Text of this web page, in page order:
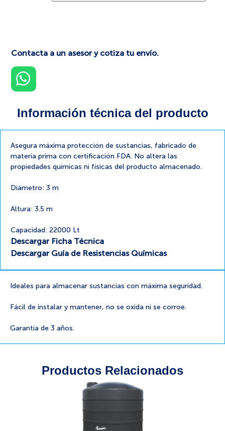
Contacta a un asesor y cotiza tu envío.
Información técnica del producto
Asegura máxima protección de sustancias, fabricado de
materia prima con certificación FDA. No altera las
propiedades químicas ni físicas del producto almacenado.
Diámetro: 3 m
Altura: 3.5 m
Capacidad: 22000 Lt
Descargar Ficha Técnica
Descargar Guía de Resistencias Químicas
Ideales para almacenar sustancias con máxima seguridad.
Fácil de instalar y mantener, no se oxida ni se corroe.
Garantía de 3 años.
Productos Relacionados